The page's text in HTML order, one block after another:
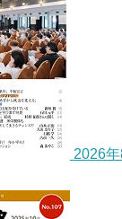
2026年